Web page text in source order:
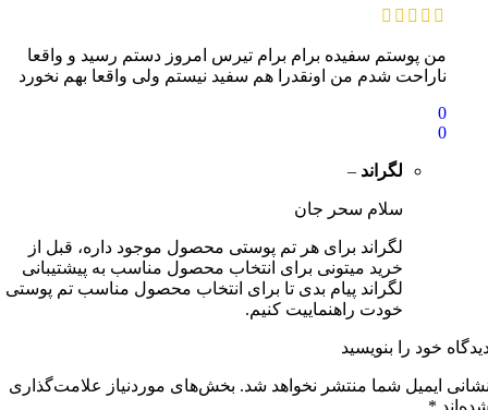
من پوستم سفیده برام برام تیرس امروز دستم رسید و واقعا
ناراحت شدم من اونقدرا هم سفید نیستم ولی واقعا بهم نخورد
0
0
لگراند –
سلام سحر جان
لگراند برای هر تم پوستی محصول موجود داره، قبل از
خرید میتونی برای انتخاب محصول مناسب به پیشتیبانی
لگراند پیام بدی تا برای انتخاب محصول مناسب تم پوستی
خودت راهنماییت کنیم.
خود را بنویسید
ایمیل شما منتشر نخواهد شد. بخش‌های موردنیاز علامت‌گذاری